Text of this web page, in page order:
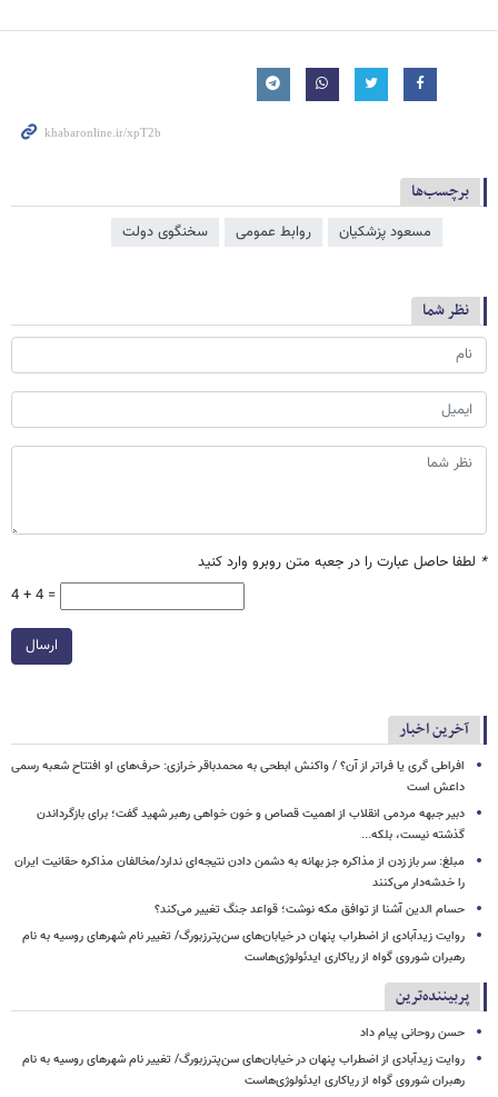
برچسب‌ها
مسعود پزشکیان روابط عمومی سخنگوی دولت
نظر شما
* لطفا حاصل عبارت را در جعبه متن روبرو وارد کنید
4 + 4 =
ارسال
آخرین اخبار
افراطی گری یا فراتر از آن؟ / واکنش ابطحی به محمدباقر خرازی: حرف‌های او افتتاح شعبه رسمی
داعش است
دبیر جبهه مردمی انقلاب از اهمیت قصاص و خون خواهی رهبر شهید گفت؛ برای بازگرداندن
گذشته نیست، بلکه...
مبلغ: سر باز زدن از مذاکره‌ جز بهانه به دشمن دادن نتیجه‌ای ندارد/مخالفان مذاکره حقانیت ایران
را خدشه‌دار می‌کنند
حسام الدین آشنا از توافق مکه نوشت؛ قواعد جنگ تغییر می‌کند؟
روایت زیدآبادی از اضطراب پنهان در خیابان‌های سن‌پترزبورگ/ تغییر نام شهرهای روسیه به نام
رهبران شوروی گواه از ریاکاری ایدئولوژی‌هاست
پربیننده‌ترین
حسن روحانی پیام داد
روایت زیدآبادی از اضطراب پنهان در خیابان‌های سن‌پترزبورگ/ تغییر نام شهرهای روسیه به نام
رهبران شوروی گواه از ریاکاری ایدئولوژی‌هاست